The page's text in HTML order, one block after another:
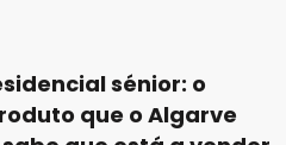
sénior: o
que o Algarve